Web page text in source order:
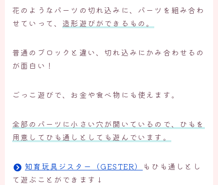
花のようなパーツの切れ込みに、パーツを組み合わ
せていって、 造形遊びができるもの。
普通のブロックと違い、切れ込みにかみ合わせるの
が面白い！
ごっこ遊びで、お金や食べ物にも使えます。
全部のパーツに小さい穴が開いているので、ひもを
用意してひも通しとしても遊んでいます。
知育玩具ジスター（GESTER）
もひも通しとし
て遊ぶことができます↓